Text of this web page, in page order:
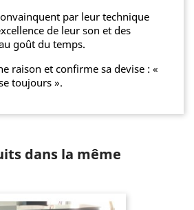
par leur technique
de leur son et des
goût du temps.
raison et confirme sa devise : «
toujours ».
dans la même